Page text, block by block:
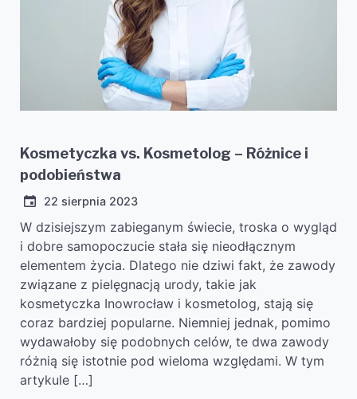
Kosmetyczka vs. Kosmetolog – Różnice i
podobieństwa
22 sierpnia 2023
W dzisiejszym zabieganym świecie, troska o wygląd
i dobre samopoczucie stała się nieodłącznym
elementem życia. Dlatego nie dziwi fakt, że zawody
związane z pielęgnacją urody, takie jak
kosmetyczka Inowrocław i kosmetolog, stają się
coraz bardziej popularne. Niemniej jednak, pomimo
wydawałoby się podobnych celów, te dwa zawody
różnią się istotnie pod wieloma względami. W tym
artykule […]